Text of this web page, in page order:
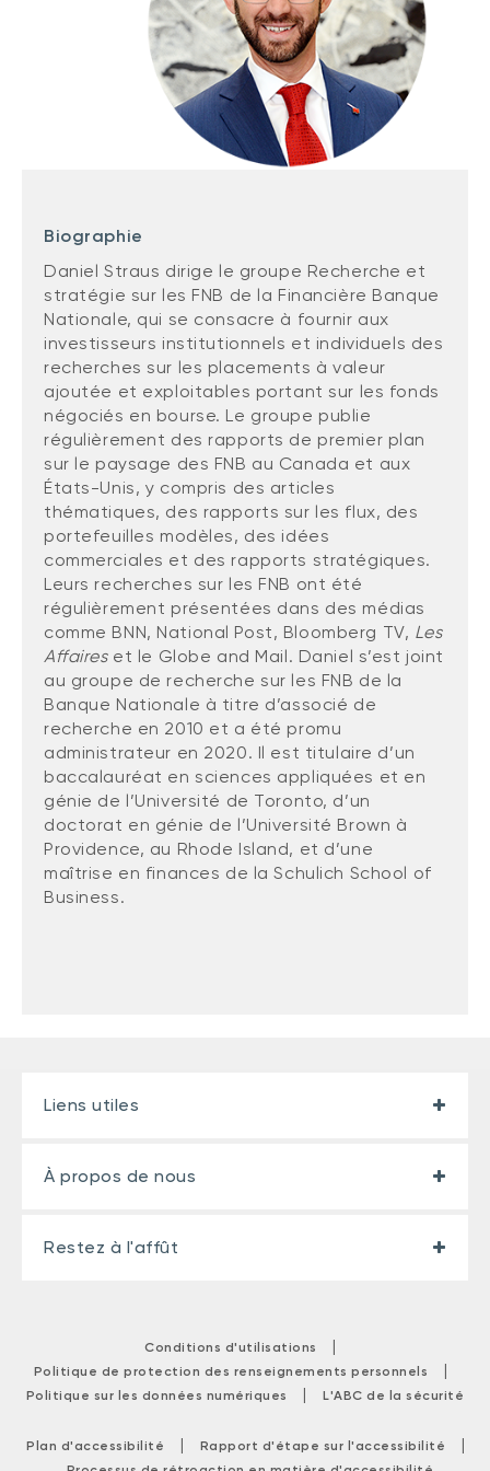
À propos des FNB BNI
FNB de rotation thématique BNI (NTHM)
Liste des solutions de portefeuille BNI
Portefeuilles FNB BNI
Portefeuilles Méritage
Portefeuilles durables BNI
PLACEMENTS ALTERNATIFS
Placements privés
FNB d’investissements alternatifs
liquides
SOLUTIONS DE LIQUIDITÉ
Compte Surintérêt Altamira BNI
CPG à taux fixe
CATÉGORIES D'ACTIFS
Actions
Fonds équilibré
Marché monétaire
TYPES DE CONTENU
DOCUMENTS RÉGLEMENTAIRES
Addendas
Relevés SPEP
Déclaration de principes sur les conflits
d’intérêts (PDF)
CONNEXION REQUISE
Portail de formation continue
Événements
Webinaires
Énoncé politique de placement
(Portefeuilles Méritage)
biographie
Daniel Straus dirige le groupe Recherche et
stratégie sur les FNB de la Financière Banque
Nationale, qui se consacre à fournir aux
investisseurs institutionnels et individuels des
recherches sur les placements à valeur
ajoutée et exploitables portant sur les fonds
négociés en bourse. Le groupe publie
régulièrement des rapports de premier plan
sur le paysage des FNB au Canada et aux
États-Unis, y compris des articles
thématiques, des rapports sur les flux, des
portefeuilles modèles, des idées
commerciales et des rapports stratégiques.
Leurs recherches sur les FNB ont été
régulièrement présentées dans des médias
comme BNN, National Post, Bloomberg TV, Les
Affaires et le Globe and Mail. Daniel s’est joint
au groupe de recherche sur les FNB de la
Banque Nationale à titre d’associé de
recherche en 2010 et a été promu
administrateur en 2020. Il est titulaire d’un
baccalauréat en sciences appliquées et en
génie de l’Université de Toronto, d’un
doctorat en génie de l’Université Brown à
Providence, au Rhode Island, et d’une
maîtrise en finances de la Schulich School of
Business.
Liens utiles
À propos de nous
Restez à l'affût
Conditions d'utilisations |
Politique de protection des renseignements personnels |
Politique sur les données numériques | L'ABC de la sécurité
Plan d'accessibilité | Rapport d'étape sur l'accessibilité |